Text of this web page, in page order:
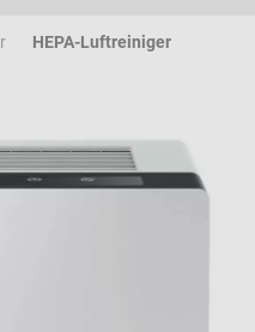
HEPA-Luftreiniger